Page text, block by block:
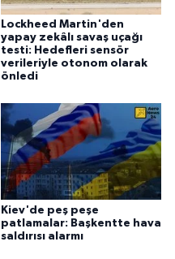
Lockheed Martin'den
yapay zekâlı savaş uçağı
testi: Hedefleri sensör
verileriyle otonom olarak
önledi
Kiev'de peş peşe
patlamalar: Başkentte hava
saldırısı alarmı